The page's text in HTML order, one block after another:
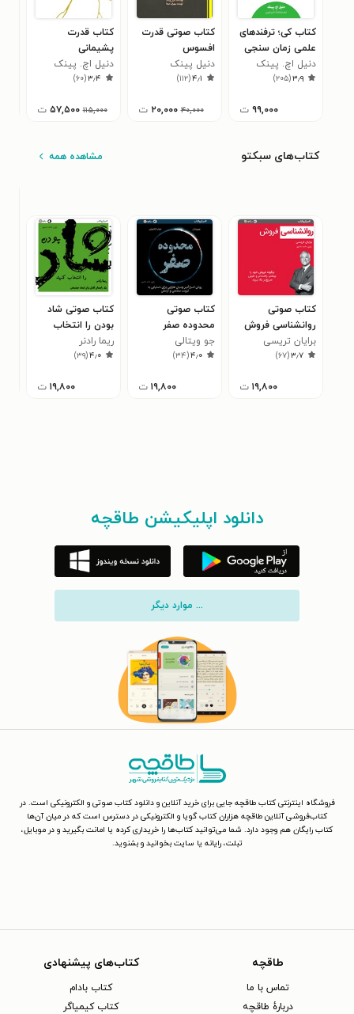
کتاب کی؛ ترفندهای
علمی زمان سنجی
عالی
دنیل اچ. پینک
۳٫۹(۲۰۵)
۹۹,۰۰۰ ت
کتاب صوتی قدرت
افسوس
دنیل پینک
۴٫۱(۱۱۲)
۴۰,۰۰۰ ۲۰,۰۰۰ ت
کتاب قدرت
پشیمانی
دنیل اچ. پینک
۳٫۴(۶۰)
۱۱۵,۰۰۰ ۵۷,۵۰۰ ت
کتاب‌های سبکتو مشاهده همه
کتاب صوتی
روانشناسی فروش
(خلاصه کتاب)
برایان تریسی
۳٫۷(۶۷)
۱۹,۸۰۰ ت
کتاب صوتی
محدوده صفر
(خلاصه کتاب)
جو ویتالی
۴٫۰(۳۴)
۱۹,۸۰۰ ت
کتاب صوتی شاد
بودن را انتخاب
کنید (خلاصه کتاب)
ریما رادنر
۴٫۰(۳۹)
۱۹,۸۰۰ ت
دانلود اپلیکیشن طاقچه
... موارد دیگر
فروشگاه اینترنتی کتاب طاقچه جایی برای خرید آنلاین و دانلود کتاب صوتی و الکترونیکی است. در
کتاب‌فروشی آنلاین طاقچه هزاران کتاب گویا و الکترونیکی در دسترس است که در میان آن‌ها
کتاب رایگان هم وجود دارد. شما می‌توانید کتاب‌ها را خریداری کرده یا امانت بگیرید و در موبایل،
تبلت، رایانه یا سایت بخوانید و بشنوید.
طاقچه
تماس با ما
دربارهٔ طاقچه
کتاب‌های پیشنهادی
کتاب بادام
کتاب کیمیاگر